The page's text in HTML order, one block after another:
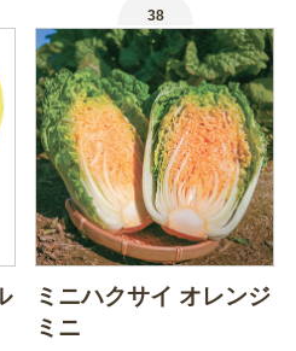
38
ミニハクサイ オレンジ
ミニ